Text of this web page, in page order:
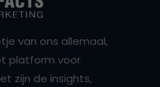
van ons allemaal,
platform voor
zijn de insights,